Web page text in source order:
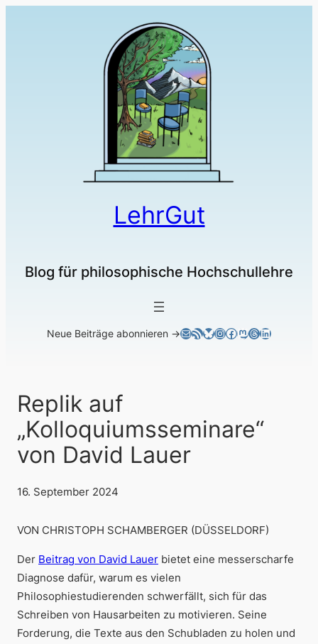
LehrGut
Blog für philosophische Hochschullehre
Neue Beiträge abonnieren →E-MailRSS-FeedBluesky
Instagram
Facebook
Mastodon
Threads
LinkedIn
Replik auf
„Kolloquiumsseminare“
von David Lauer
16. September 2024
VON CHRISTOPH SCHAMBERGER (DÜSSELDORF)
Der Beitrag von David Lauer bietet eine messerscharfe
Diagnose dafür, warum es vielen
Philosophiestudierenden schwerfällt, sich für das
Schreiben von Hausarbeiten zu motivieren. Seine
Forderung, die Texte aus den Schubladen zu holen und